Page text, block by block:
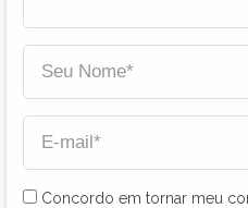
Concordo em tornar meu